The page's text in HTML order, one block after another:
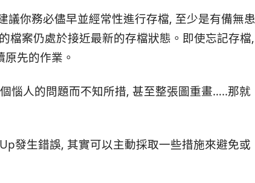
你務必儘早並經常性進行存檔, 至少是有備無患
檔案仍處於接近最新的存檔狀態。即使忘記存檔,
先的作業。
惱人的問題而不知所措, 甚至整張圖重畫…..那就
發生錯誤, 其實可以主動採取一些措施來避免或